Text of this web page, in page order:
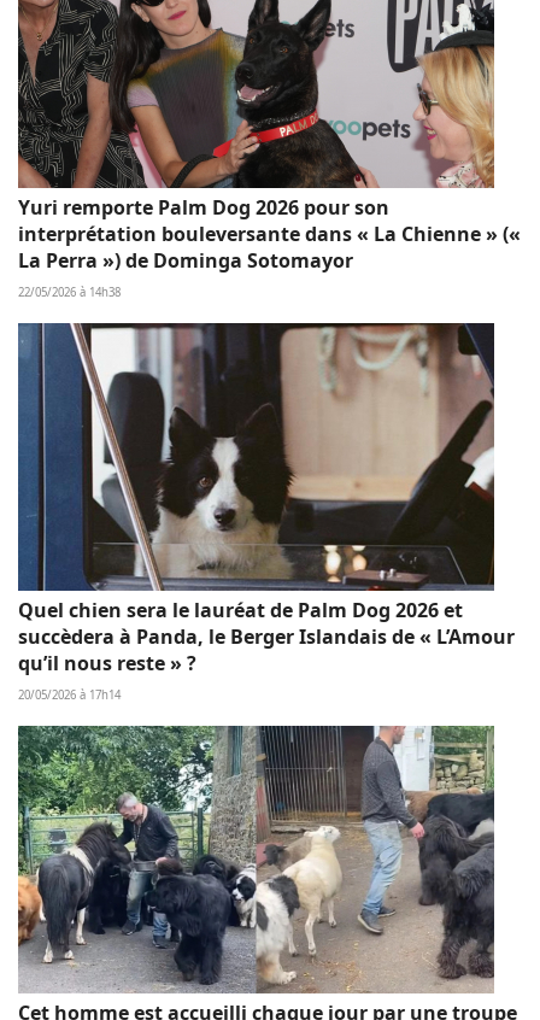
Yuri remporte Palm Dog 2026 pour son
interprétation bouleversante dans « La Chienne » («
La Perra ») de Dominga Sotomayor
22/05/2026 à 14h38
Quel chien sera le lauréat de Palm Dog 2026 et
succèdera à Panda, le Berger Islandais de « L’Amour
qu’il nous reste » ?
20/05/2026 à 17h14
Cet homme est accueilli chaque jour par une troupe